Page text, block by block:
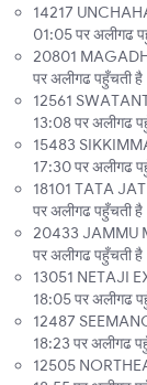
14217
01:05 पर अलीगढ
20801
पर अलीगढ पहुँचती
12561
13:08 पर अलीगढ
15483
17:30 पर अलीगढ
18101 TATA
पर अलीगढ पहुँचती
20433 JAMMU
पर अलीगढ पहुँचती
13051 NETAJI
18:05 पर अलीगढ
12487
18:23 पर अलीगढ
12505